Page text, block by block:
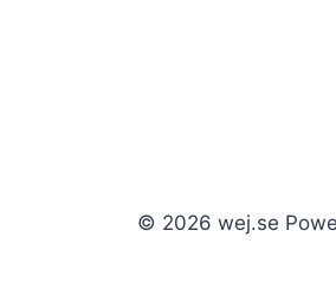
© 2026 wej.se